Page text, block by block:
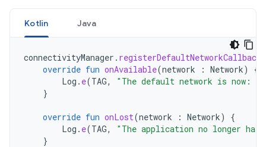
Kotlin Java
connectivityManager . registerDefaultNetworkCallback
override fun onAvailable(network : Network)
{
Log . e(TAG,
"The default network is now: "
}
override fun onLost(network : Network)
{
Log . e(TAG,
"The application no longer
}